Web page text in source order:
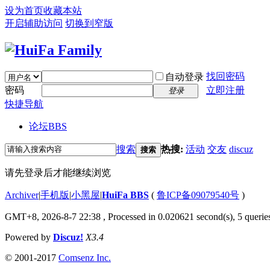
设为首页收藏本站
开启辅助访问 切换到窄版
自动登录 找回密码
密码
登录
立即注册
快捷导航
论坛BBS
搜索 搜索 热搜: 活动 交友 discuz
请先登录后才能继续浏览
Archiver|手机版|小黑屋|HuiFa BBS ( 鲁ICP备09079540号 )
GMT+8, 2026-8-7 22:38 , Processed in 0.020621 second(s), 5
Powered by Discuz! X3.4
© 2001-2017 Comsenz Inc.